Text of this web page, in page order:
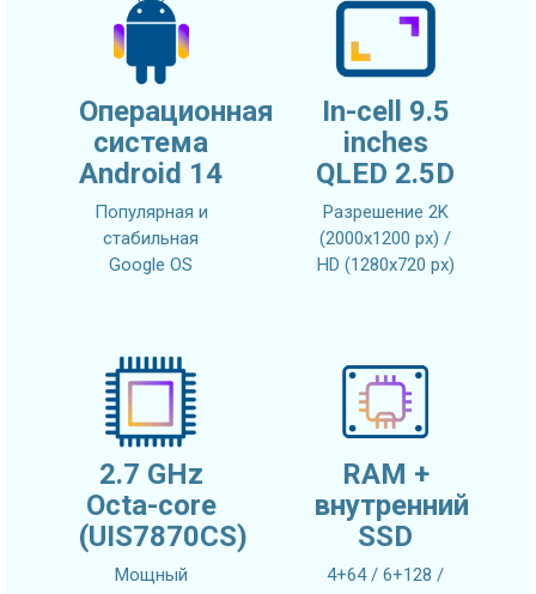
Операционная
система
Android 14
Популярная и
стабильная
Google OS
In-cell 9.5
inches
QLED 2.5D
Разрешение 2K
(2000x1200 px) /
HD (1280x720 px)
2.7 GHz
Octa-core
(UIS7870CS)
Мощный
RAM +
внутренний
SSD
4+64 / 6+128 /